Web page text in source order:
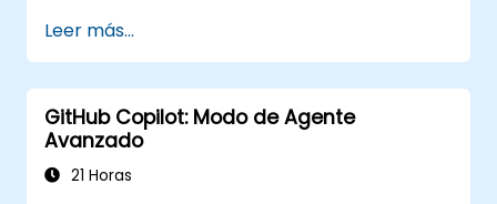
complejas.
Integrar GitHub Copilot en tuberías de
CI/CD y entornos colaborativos.
Optimizar la colaboración del equipo
utilizando herramientas basadas en IA.
Administrar y solucionar problemas de los
Leer más...
GitHub Copilot: Modo de Agente
Avanzado
21 Horas